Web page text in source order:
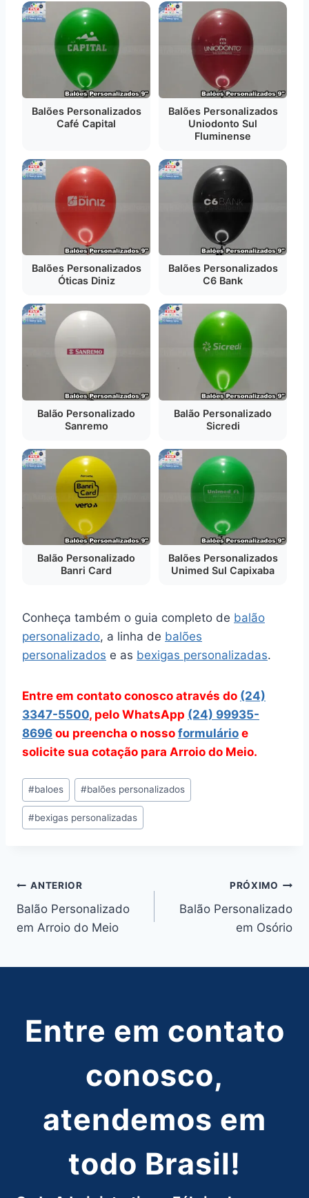
Balões Personalizados
Café Capital
Balões Personalizados
Uniodonto Sul
Fluminense
Balões Personalizados
Óticas Diniz
Balões Personalizados
C6 Bank
Balão Personalizado
Sanremo
Balão Personalizado
Sicredi
Balão Personalizado
Banri Card
Balões Personalizados
Unimed Sul Capixaba
Conheça também o guia completo de balão
personalizado, a linha de balões
personalizados e as bexigas personalizadas.
Entre em contato conosco através do (24)
3347-5500, pelo WhatsApp (24) 99935-
8696 ou preencha o nosso formulário e
solicite sua cotação para Arroio do Meio.
Tags
do
Post:
#baloes #balões personalizados
#bexigas personalizadas
Navegação
de
ANTERIOR
Balão Personalizado
em Arroio do Meio
PRÓXIMO
Balão Personalizado
em Osório
Entre em contato
conosco,
atendemos em
todo Brasil!